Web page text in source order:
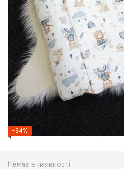
−34%
Немає в наявності